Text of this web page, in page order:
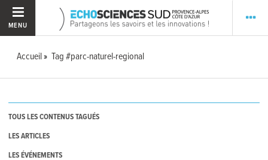
MENU
Accueil Tag #parc-naturel-regional
TOUS LES CONTENUS TAGUÉS
LES ARTICLES
LES ÉVÉNEMENTS